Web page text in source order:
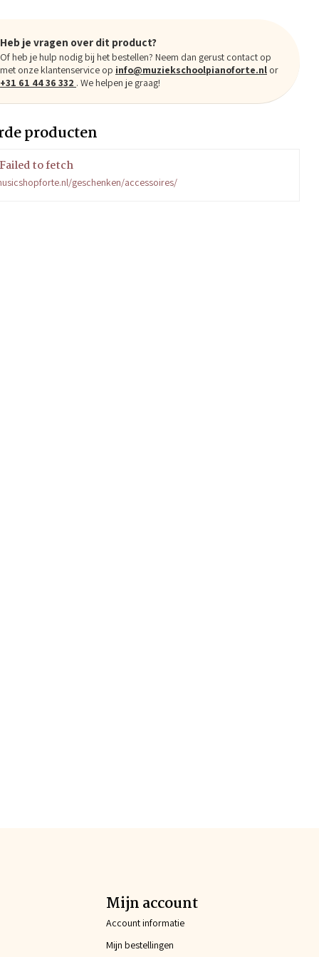
Heb je vragen over dit product?
Of heb je hulp nodig bij het bestellen? Neem dan gerust contact op
met onze klantenservice op info@muziekschoolpianoforte.nl or
+31 61 44 36 332 . We helpen je graag!
producten
to fetch
geschenken/accessoires/
Mijn account
Account informatie
Mijn bestellingen